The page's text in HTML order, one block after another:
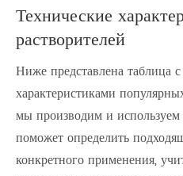
Технические
растворителей
Ниже представлена таблица
характеристиками
мы производим и
поможет определить
конкретного применения,